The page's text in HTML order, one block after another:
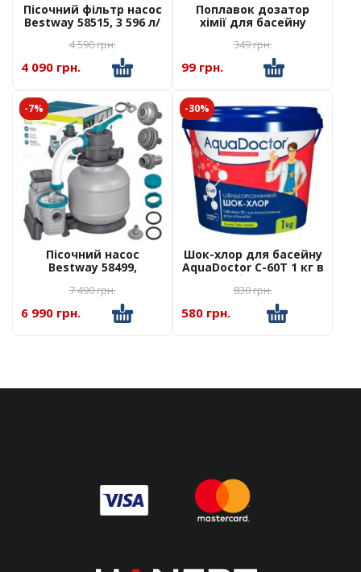
Пісочний фільтр насос
Bestway 58515, 3 596 л/
4 590грн.
4 090 грн.
Поплавок дозатор
хімії для басейну
349грн.
99 грн.
-7%
Пісочний насос
Bestway 58499,
установка 8327 л/час
7 490грн.
6 990 грн.
-30%
Шок-хлор для басейну
AquaDoctor C-60T 1 кг в
таблетках
830грн.
580 грн.